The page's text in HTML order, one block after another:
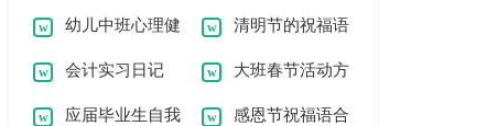
幼儿中班心理健
康教育活动方案
清明节的祝福语
会计实习日记 大班春节活动方
案
应届毕业生自我 感恩节祝福语合